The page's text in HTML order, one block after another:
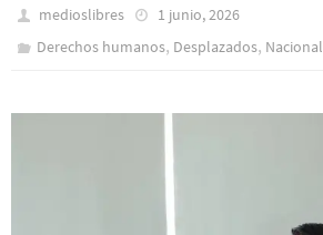
medioslibres
1 junio, 2026
Derechos humanos, Desplazados, Nacional